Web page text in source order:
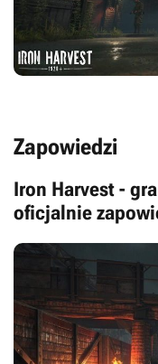
Zapowiedzi
Iron Harvest -
oficjalnie